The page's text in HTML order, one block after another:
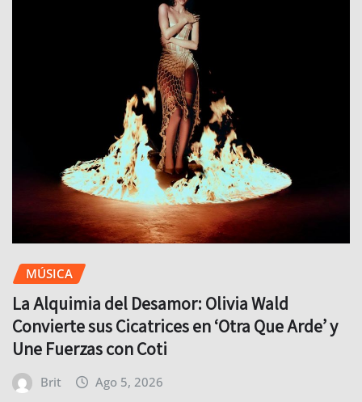
MÚSICA
La Alquimia del Desamor: Olivia Wald
Convierte sus Cicatrices en ‘Otra Que Arde’ y
Une Fuerzas con Coti
Brit Ago 5, 2026